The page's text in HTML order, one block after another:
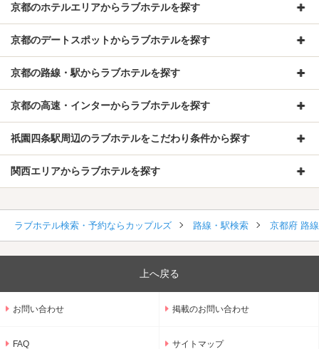
京都のホテルエリアからラブホテルを探す
京都のデートスポットからラブホテルを探す
京都の路線・駅からラブホテルを探す
京都の高速・インターからラブホテルを探す
祇園四条駅周辺のラブホテルをこだわり条件から探す
関西エリアからラブホテルを探す
ラブホテル検索・予約ならカップルズ 路線・駅検索 京都府 路
上へ戻る
お問い合わせ 掲載のお問い合わせ
FAQ サイトマップ